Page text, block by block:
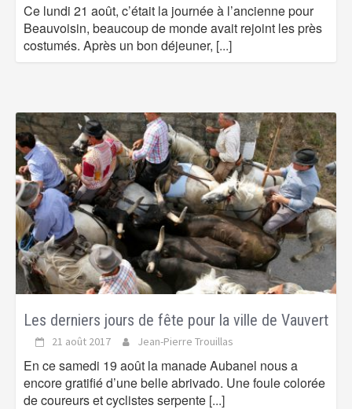
Ce lundi 21 août, c’était la journée à l’ancienne pour
Beauvoisin, beaucoup de monde avait rejoint les près
costumés. Après un bon déjeuner, [...]
Les derniers jours de fête pour la ville de Vauvert
21 août 2017 Jean-Pierre Trouillas
En ce samedi 19 août la manade Aubanel nous a
encore gratifié d’une belle abrivado. Une foule colorée
de coureurs et cyclistes serpente [...]